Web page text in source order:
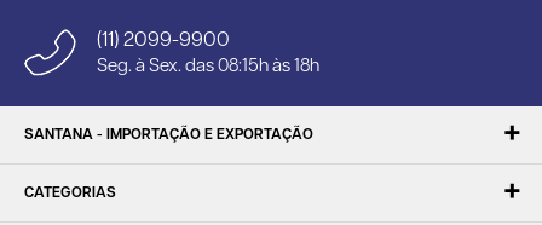
(11) 2099-9900
Seg. à Sex. das 08:15h às 18h
SANTANA - IMPORTAÇÃO E EXPORTAÇÃO
CATEGORIAS